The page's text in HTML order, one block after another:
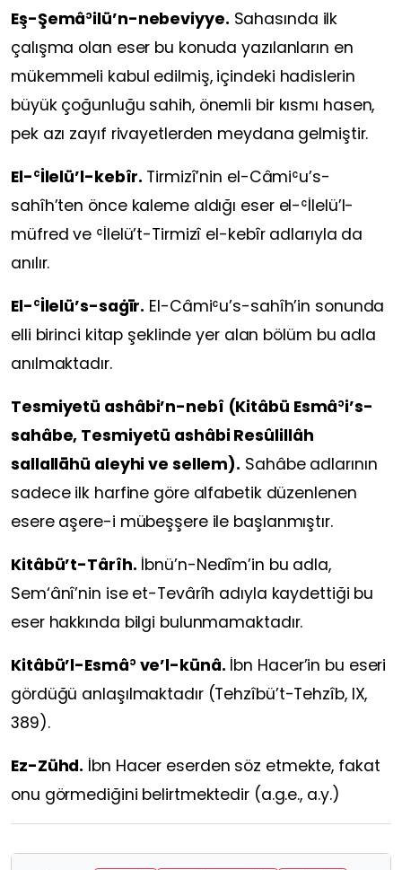
Eş-Şemâʾilü’n-nebeviyye. Sahasında ilk
çalışma olan eser bu konuda yazılanların en
mükemmeli kabul edilmiş, içindeki hadislerin
büyük çoğunluğu sahih, önemli bir kısmı hasen,
pek azı zayıf rivayetlerden meydana gelmiştir.
El-ʿİlelü’l-kebîr. Tirmizî’nin el-Câmiʿu’s-
sahîh’ten önce kaleme aldığı eser el-ʿİlelü’l-
müfred ve ʿİlelü’t-Tirmizî el-kebîr adlarıyla da
anılır.
El-ʿİlelü’s-saġīr. El-Câmiʿu’s-sahîh’in sonunda
elli birinci kitap şeklinde yer alan bölüm bu adla
anılmaktadır.
Tesmiyetü ashâbi’n-nebî (Kitâbü Esmâʾi’s-
sahâbe, Tesmiyetü ashâbi Resûlillâh
sallallāhü aleyhi ve sellem). Sahâbe adlarının
sadece ilk harfine göre alfabetik düzenlenen
esere aşere-i mübeşşere ile başlanmıştır.
Kitâbü’t-Târîh. İbnü’n-Nedîm’in bu adla,
Sem‘ânî’nin ise et-Tevârîh adıyla kaydettiği bu
eser hakkında bilgi bulunmamaktadır.
Kitâbü’l-Esmâʾ ve’l-künâ. İbn Hacer’in bu eseri
gördüğü anlaşılmaktadır (Tehzîbü’t-Tehzîb, IX,
389).
Ez-Zühd. İbn Hacer eserden söz etmekte, fakat
onu görmediğini belirtmektedir (a.g.e., a.y.)